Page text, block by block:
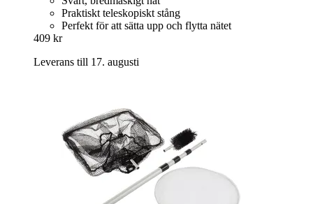
Praktiskt teleskopiskt stång
Perfekt för att sätta upp och flytta nätet
409 kr
Leverans till 17. augusti